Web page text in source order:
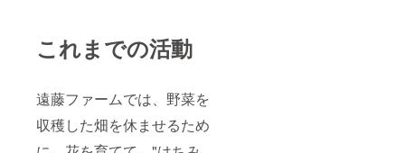
これまでの活動
遠藤ファームでは、野菜を
収穫した畑を休ませるため